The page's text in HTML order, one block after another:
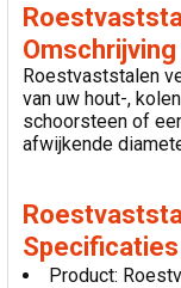
VOEG
GESELECTEERDE
TOE AAN
WINKELWAGEN
Omschrijving
Roestvaststalen
van uw hout-,
schoorsteen of
afwijkende
Specificaties
Product: